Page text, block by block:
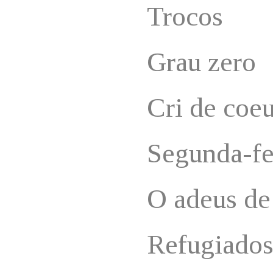
Trocos
Grau zero
Cri de
Segunda-
O adeus
Refugiados